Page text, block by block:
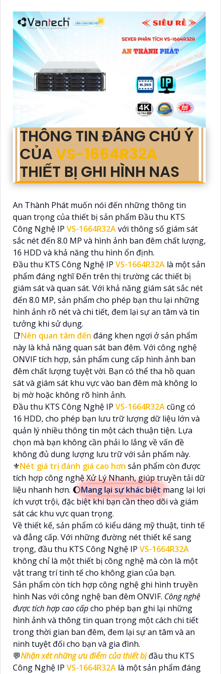
THÔNG TIN ĐÁNG CHÚ Ý
CỦAVS-1664R32A
THIẾT BỊ GHI HÌNH NAS
An Thành Phát muốn nói đến những thông tin
quan trọng của thiết bị sản phẩm Đầu thu KTS
Công Nghệ IP VS-1664R32Avới thông số giám sát
sắc nét đến 8.0 MP và hình ảnh ban đêm chất lượng,
16 HDD và khả năng thu hình ổn định.
Đầu thu KTS Công Nghệ IP VS-1664R32A là một sản
phẩm đáng nghĩ Đến trên thị trường các thiết bị
giám sát và quan sát. Với khả năng giám sát sắc nét
đến 8.0 MP, sản phẩm cho phép bạn thu lại những
hình ảnh rõ nét và chi tiết, đem lại sự an tâm và tin
tưởng khi sử dụng.
📑Nên quan tâm đến đáng khen ngợi ở sản phẩm
này là khả năng quan sát ban đêm. Với công nghệ
ONVIF tích hợp, sản phẩm cung cấp hình ảnh ban
đêm chất lượng tuyệt vời. Bạn có thể tha hồ quan
sát và giám sát khu vực vào ban đêm mà không lo
bị mờ hoặc không rõ hình ảnh.
Đầu thu KTS Công Nghệ IP VS-1664R32Acũng có
16 HDD, cho phép bạn lưu trữ lượng dữ liệu lớn và
quản lý nhiều thông tin một cách thuận tiện. Lựa
chọn mà bạn không cần phải lo lắng về vấn đề
không đủ dung lượng lưu trữ với sản phẩm này.
⚜️Nét giá trị đánh giá cao hơn sản phẩm còn được
tích hợp công nghệ Xử Lý Nhanh, giúp truyền tải dữ
liệu nhanh hơn. 🌔Mang lại sự khác biệt mang lại lợi
ích vượt trội, đặc biệt khi bạn cần theo dõi và giám
sát các khu vực quan trọng.
Về thiết kế, sản phẩm có kiểu dáng mỹ thuật, tinh tế
và đẳng cấp. Với những đường nét thiết kế sang
trọng, đầu thu KTS Công Nghệ IP VS-1664R32A
không chỉ là một thiết bị công nghệ mà còn là một
vật trang trí tinh tế cho không gian của bạn.
Sản phẩm còn tích hợp công nghệ ghi hình truyền
hình Nas với công nghệ ban đêm ONVIF. Công nghệ
được tích hợp cao cấpcho phép bạn ghi lại những
hình ảnh và thông tin quan trọng một cách chi tiết
trong thời gian ban đêm, đem lại sự an tâm và an
ninh tuyệt đối cho bạn và gia đình.
💬Nhận xét những ưu điểm của thiết bịđầu thu KTS
Công Nghệ IP VS-1664R32A là một sản phẩm đáng